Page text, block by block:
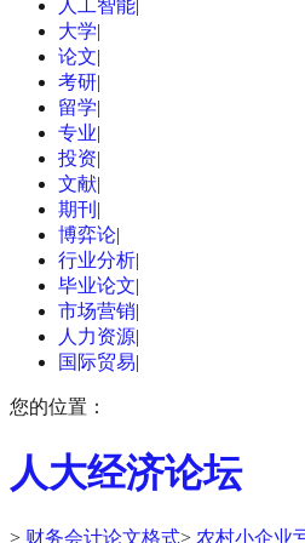
人工智能|
大学|
论文|
考研|
留学|
专业|
投资|
文献|
期刊 |
博弈论|
行业分析|
毕业论文|
市场营销|
人力资源|
国际贸易|
您的位置：
人大经济论坛
> 财务会计论文格式> 农村小企业